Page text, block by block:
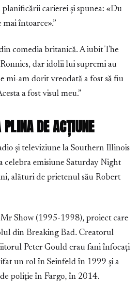
carierei și spunea: «Du-
întoarce».”
comedia britanică. A iubit The
dar idolii lui supremi au
mi-am dorit vreodată a fost să fiu
a fost visul meu.”
DE ACȚIUNE
și televiziune la Southern Illinois
celebra emisiune Saturday Night
alături de prietenul său Robert
Show (1995-1998), proiect care
din Breaking Bad. Creatorul
Peter Gould erau fani înfocați
un rol în Seinfeld în 1999 și a
poliție în Fargo, în 2014.